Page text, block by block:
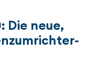
Die neue,